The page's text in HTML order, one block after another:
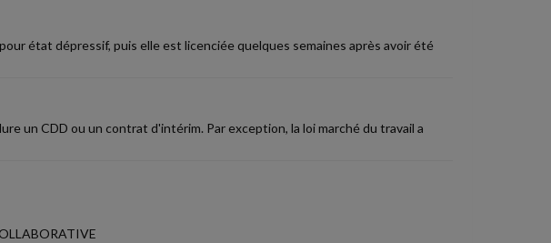
état dépressif, puis elle est licenciée quelques semaines après avoir été
un CDD ou un contrat d'intérim. Par exception, la loi marché du travail a